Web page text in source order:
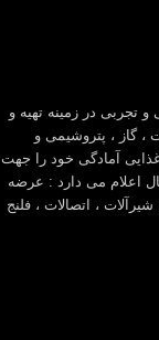
تجربی در زمینه تهیه و
گاز ، پتروشیمی و
آمادگی خود را جهت
اعلام می دارد : عرضه
، اتصالات ، فلنج